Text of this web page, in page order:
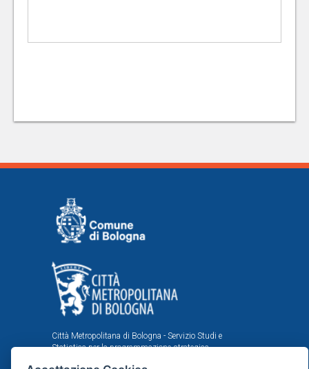
Città Metropolitana di Bologna - Servizio Studi e
Statistica per la programmazione strategica
Comune di Bologna - Area Programmazione, Statistica e